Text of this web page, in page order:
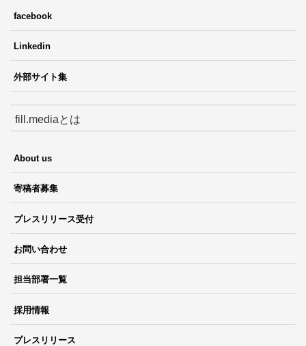
facebook
Linkedin
外部サイト集
fill.mediaとは
About us
寄稿者募集
プレスリリース受付
お問い合わせ
担当部署一覧
採用情報
プレスリリース